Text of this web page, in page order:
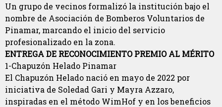
Un grupo de vecinos formalizó la institución bajo el
nombre de Asociación de Bomberos Voluntarios de
Pinamar, marcando el inicio del servicio
profesionalizado en la zona.
ENTREGA DE RECONOCIMIENTO PREMIO AL MÉRITO
1-Chapuzón Helado Pinamar
El Chapuzón Helado nació en mayo de 2022 por
iniciativa de Soledad Gari y Mayra Azzaro,
inspiradas en el método WimHof y en los beneficios